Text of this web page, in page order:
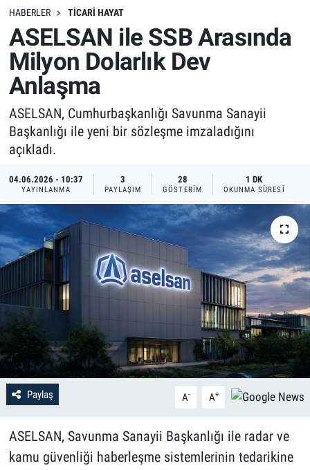
HABERLER TICARI HAYAT
ASELSAN ile SSB Arasında
Milyon Dolarlık Dev
Anlaşma
ASELSAN, Cumhurbaşkanlığı Savunma Sanayii
Başkanlığı ile yeni bir sözleşme imzaladığını
açıkladı.
04.06.2026 - 10:37
YAYINLANMA
3
PAYLAŞIM
28
GÖSTERIM
1 DK
OKUNMA SÜRESI
Paylaş A- A+
ASELSAN, Savunma Sanayii Başkanlığı ile radar ve
kamu güvenliği haberleşme sistemlerinin tedarikine